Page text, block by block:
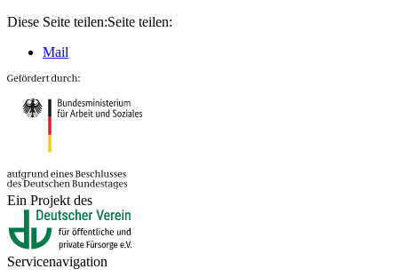
Diese Seite teilen:Seite teilen:
Mail
Ein Projekt des
Servicenavigation